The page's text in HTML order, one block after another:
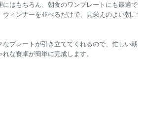
にはもちろん、朝食のワンプレートにも最適で
ウィンナーを並べるだけで、見栄えのよい朝ご
なプレートが引き立ててくれるので、忙しい朝
な食卓が簡単に完成します。